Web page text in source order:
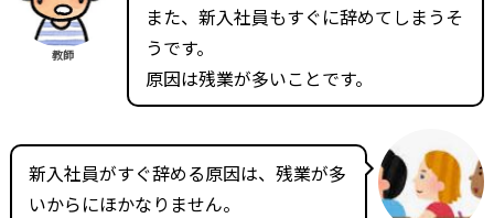
教師
また、新入社員もすぐに辞めてしまうそ
うです。
原因は残業が多いことです。
新入社員がすぐ辞める原因は、残業が多
いからにほかなりません。